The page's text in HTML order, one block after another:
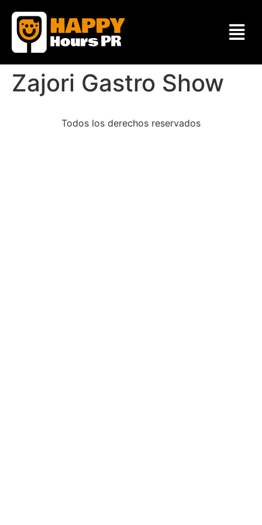
Zajori Gastro Show
Todos los derechos reservados